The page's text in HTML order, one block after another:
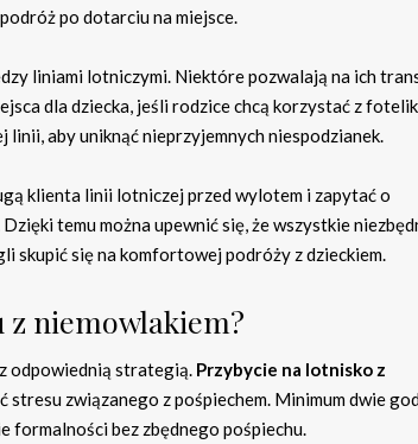
po dotarciu na miejsce.
liniami lotniczymi. Niektóre pozwalają na ich
dla dziecka, jeśli rodzice chcą korzystać z
linii, aby uniknąć nieprzyjemnych niespodzianek.
klienta linii lotniczej przed wylotem i zapytać o
temu można upewnić się, że wszystkie
skupić się na komfortowej podróży z dzieckiem.
z niemowlakiem?
odpowiednią strategią. Przybycie na lotnisko z
związanego z pośpiechem. Minimum dwie
formalności bez zbędnego pośpiechu.